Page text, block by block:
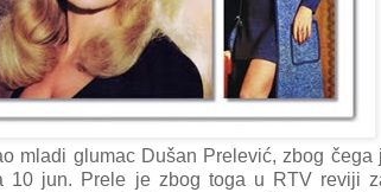
mladi glumac Dušan Prelević, zbog
10 jun. Prele je zbog toga u RTV reviji